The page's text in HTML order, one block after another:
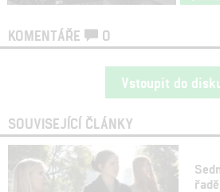
KOMENTÁŘE 0
Vstoupit do
SOUVISEJÍCÍ ČLÁNKY